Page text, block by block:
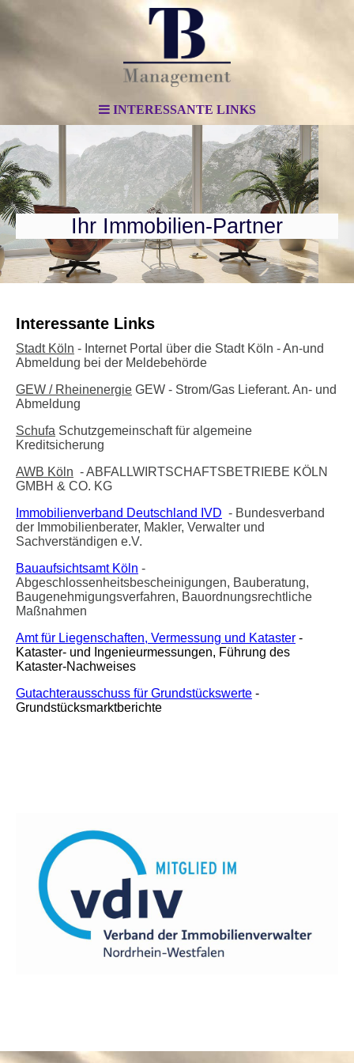
INTERESSANTE LINKS
Ihr Immobilien-Partner
Interessante Links
Stadt Köln - Internet Portal über die Stadt Köln - An-und
Abmeldung bei der Meldebehörde
GEW / Rheinenergie GEW - Strom/Gas Lieferant. An- und
Abmeldung
Schufa Schutzgemeinschaft für algemeine
Kreditsicherung
AWB Köln - ABFALLWIRTSCHAFTSBETRIEBE KÖLN
GMBH & CO. KG
Immobilienverband Deutschland IVD - Bundesverband
der Immobilienberater, Makler, Verwalter und
Sachverständigen e.V.
Bauaufsichtsamt Köln -
Abgeschlossenheitsbescheinigungen, Bauberatung,
Baugenehmigungsverfahren, Bauordnungsrechtliche
Maßnahmen
Amt für Liegenschaften, Vermessung und Kataster -
Kataster- und Ingenieurmessungen, Führung des
Kataster-Nachweises
Gutachterausschuss für Grundstückswerte -
Grundstücksmarktberichte